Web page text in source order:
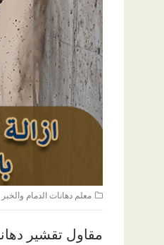
معلم دهانات الدمام والخبر
مقاول تقشير دهانات